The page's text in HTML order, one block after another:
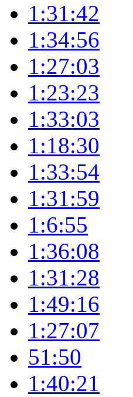
1:31:42
1:34:56
1:27:03
1:23:23
1:33:03
1:18:30
1:33:54
1:31:59
1:6:55
1:36:08
1:31:28
1:49:16
1:27:07
51:50
1:40:21